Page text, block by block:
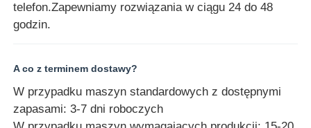
telefon.Zapewniamy rozwiązania w ciągu 24 do 48
godzin.
A co z terminem dostawy?
W przypadku maszyn standardowych z dostępnymi
zapasami: 3-7 dni roboczych